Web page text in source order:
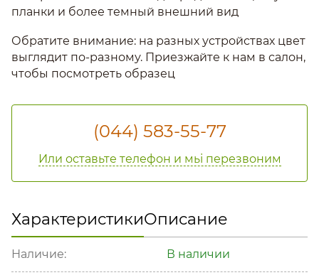
планки и более темный внешний вид
Обратите внимание: на разных устройствах цвет
выглядит по-разному. Приезжайте к нам в салон,
чтобы посмотреть образец
(044) 583-55-77
Или оставьте телефон и мьі перезвоним
ХарактеристикиОписание
Наличие: В наличии